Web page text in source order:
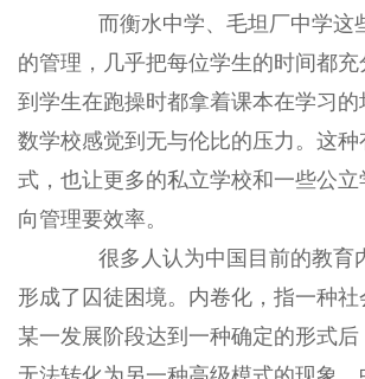
而衡水中学、毛坦厂中学这
的管理，几乎把每位学生的时间都
到学生在跑操时都拿着课本在学习
数学校感觉到无与伦比的压力。这
式，也让更多的私立学校和一些公立
向管理要效率。
很多人认为中国目前的教育
形成了囚徒困境。内卷化，指一种
某一发展阶段达到一种确定的形式